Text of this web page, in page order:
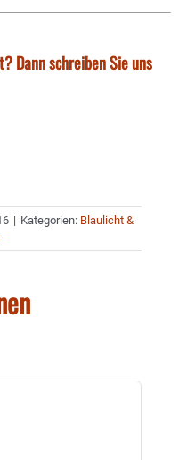
Dann schreiben Sie uns
| Kategorien: Blaulicht &